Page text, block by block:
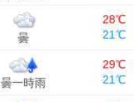
曇
28℃
21℃
曇一時雨
29℃
21℃